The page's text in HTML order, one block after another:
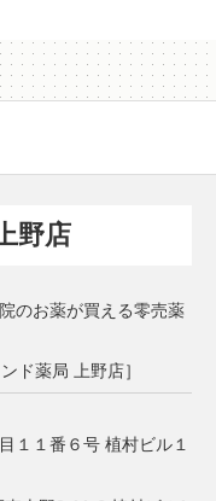
野店
のお薬が買える零売薬
ド薬局 上野店］
１１番６号 植村ビル１